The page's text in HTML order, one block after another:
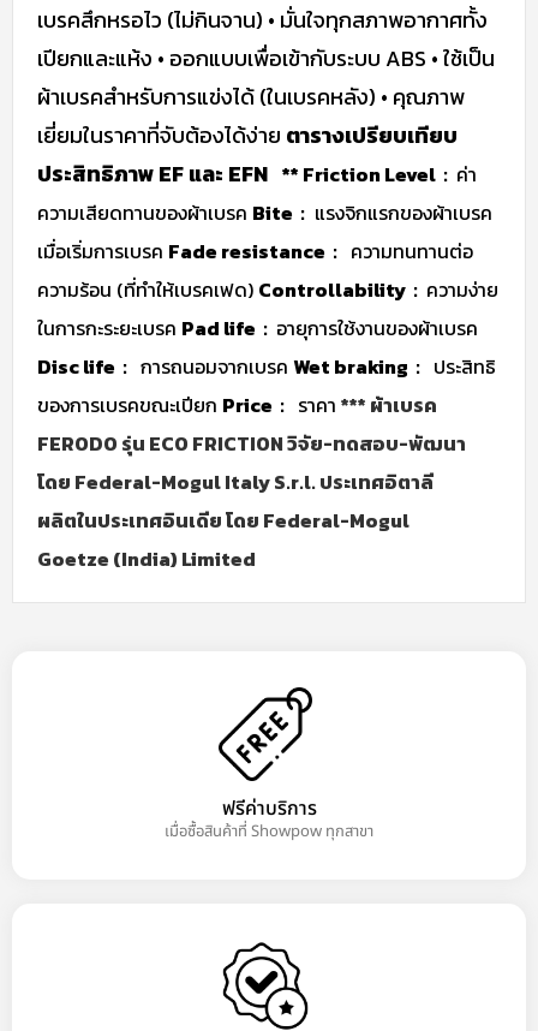
เบรคสึกหรอไว (ไม่กินจาน) • มั่นใจทุกสภาพอากาศทั้ง
เปียกและแห้ง • ออกแบบเพื่อเข้ากับระบบ ABS • ใช้เป็น
ผ้าเบรคสำหรับการแข่งได้ (ในเบรคหลัง) • คุณภาพ
เยี่ยมในราคาที่จับต้องได้ง่าย ตารางเปรียบเทียบ
ประสิทธิภาพ EF และ EFN ** Friction Level : ค่า
ความเสียดทานของผ้าเบรค Bite : แรงจิกแรกของผ้าเบรค
เมื่อเริ่มการเบรค Fade resistance : ความทนทานต่อ
ความร้อน (ที่ทำให้เบรคเฟด) Controllability : ความง่าย
ในการกะระยะเบรค Pad life : อายุการใช้งานของผ้าเบรค
Disc life : การถนอมจากเบรค Wet braking : ประสิทธิ
ของการเบรคขณะเปียก Price : ราคา *** ผ้าเบรค
FERODO รุ่น ECO FRICTION วิจัย-ทดสอบ-พัฒนา
โดย Federal-Mogul Italy S.r.l. ประเทศอิตาลี
ผลิตในประเทศอินเดีย โดย Federal-Mogul
Goetze (India) Limited
ฟรีค่าบริการ
เมื่อซื้อสินค้าที่ Showpow ทุกสาขา